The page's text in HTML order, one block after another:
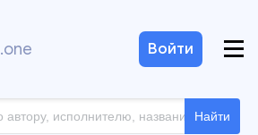
.one
Найти
Войти